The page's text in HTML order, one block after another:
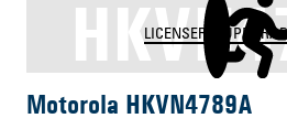
LICENSER &
Motorola HKVN4789A